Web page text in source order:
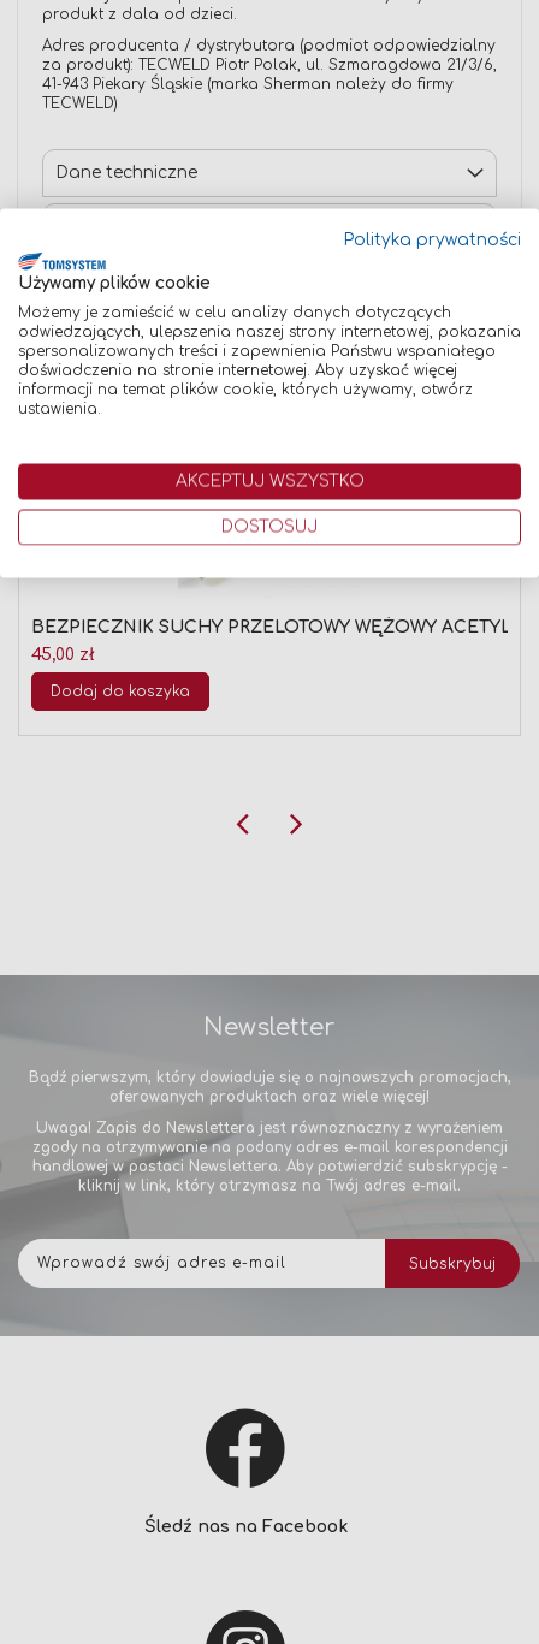
produkt z dala od dzieci.
Adres producenta / dystrybutora (podmiot odpowiedzialny
za produkt): TECWELD Piotr Polak, ul. Szmaragdowa 21/3/6,
41-943 Piekary Śląskie (marka Sherman należy do firmy
TECWELD)
Dane techniczne
Znaleźliśmy inne produkty, które mogą Cię
zainteresować!
BEZPIECZNIK SUCHY PRZELOTOWY WĘŻOWY
45,00 zł
Dodaj do koszyka
Newsletter
Bądź pierwszym, który dowiaduje się o najnowszych promocjach,
oferowanych produktach oraz wiele więcej!
Uwaga! Zapis do Newslettera jest równoznaczny z wyrażeniem
zgody na otrzymywanie na podany adres e-mail korespondencji
handlowej w postaci Newslettera. Aby potwierdzić subskrypcję -
kliknij w link, który otrzymasz na Twój adres e-mail.
nasz
newsletter:
Subskrybuj
Śledź nas na Facebook
Polityka prywatności
Używamy plików cookie
Możemy je zamieścić w celu analizy danych dotyczących
odwiedzających, ulepszenia naszej strony internetowej, pokazania
spersonalizowanych treści i zapewnienia Państwu wspaniałego
doświadczenia na stronie internetowej. Aby uzyskać więcej
informacji na temat plików cookie, których używamy, otwórz
ustawienia.
AKCEPTUJ WSZYSTKO
DOSTOSUJ